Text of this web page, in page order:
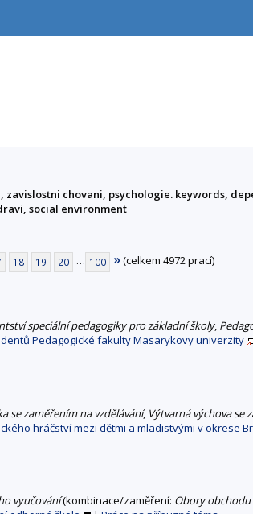
chovani, psychologie. keywords,
social environment
18 19 20 … 100 »(celkem 4972 prací)
speciální pedagogiky pro základní školy,
Pedagogické fakulty Masarykovy univerzity
se zaměřením na vzdělávání, Výtvarná výchova se
hráčství mezi dětmi a mladistvými v okrese
vyučování(kombinace/zaměření: Obory obchodu